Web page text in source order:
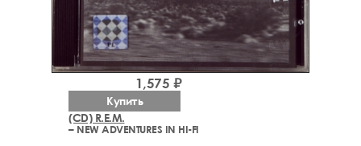
(CD) R.E.M.
– NEW ADVENTURES IN HI-FI
1,575 ₽
Купить